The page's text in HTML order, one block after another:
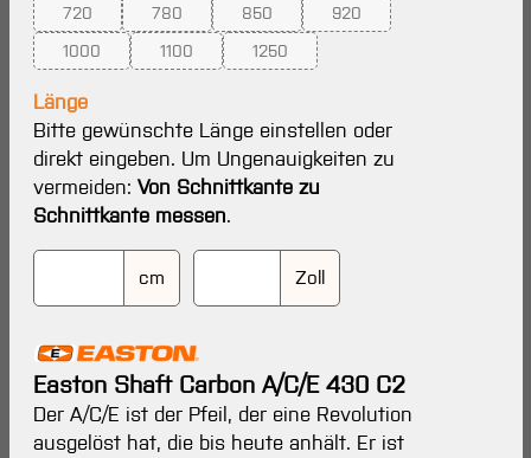
720
(Diese Option ist zurzeit nicht verfügbar.)
780
(Diese Option ist zurzeit nicht verfügbar.)
850
(Diese Option ist zurzeit nicht
920
(Diese Option ist zurzeit
1000
(Diese Option ist zurzeit nicht verfügbar.)
1100
(Diese Option ist zurzeit nicht verfügbar.)
1250
(Diese Option ist zurzeit nicht
Länge
Bitte gewünschte Länge einstellen oder
direkt eingeben. Um Ungenauigkeiten zu
vermeiden: Von Schnittkante zu
Schnittkante messen.
cm Zoll
Easton Shaft Carbon A/C/E 430 C2
Der A/C/E ist der Pfeil, der eine Revolution
ausgelöst hat, die bis heute anhält. Er ist